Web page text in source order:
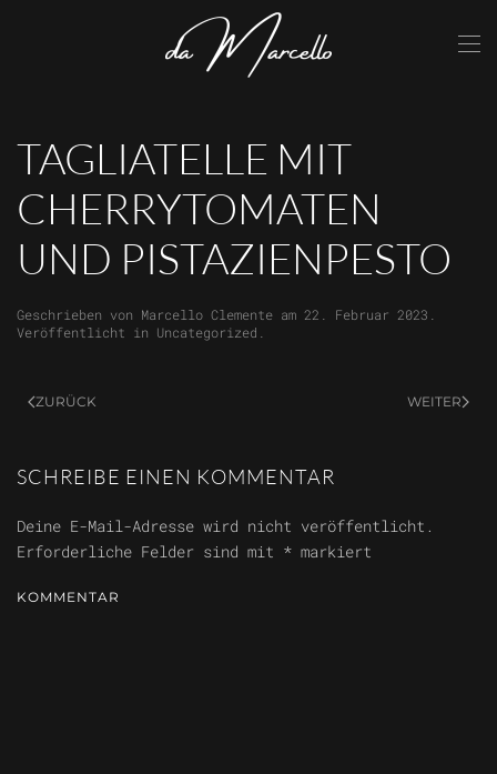
Skip to main content
TAGLIATELLE MIT
CHERRYTOMATEN
UND PISTAZIENPESTO
Geschrieben von Marcello Clemente am 22. Februar 2023
Veröffentlicht in Uncategorized
ZURÜCK WEITER
SCHREIBE EINEN KOMMENTAR
Deine E-Mail-Adresse wird nicht veröffentlicht.
Erforderliche Felder sind mit * markiert
KOMMENTAR